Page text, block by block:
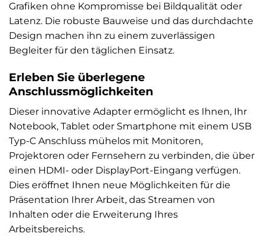
Grafiken ohne Kompromisse bei Bildqualität oder
Latenz. Die robuste Bauweise und das durchdachte
Design machen ihn zu einem zuverlässigen
Begleiter für den täglichen Einsatz.
Erleben Sie überlegene
Anschlussmöglichkeiten
Dieser innovative Adapter ermöglicht es Ihnen, Ihr
Notebook, Tablet oder Smartphone mit einem USB
Typ-C Anschluss mühelos mit Monitoren,
Projektoren oder Fernsehern zu verbinden, die über
einen HDMI- oder DisplayPort-Eingang verfügen.
Dies eröffnet Ihnen neue Möglichkeiten für die
Präsentation Ihrer Arbeit, das Streamen von
Inhalten oder die Erweiterung Ihres
Arbeitsbereichs.